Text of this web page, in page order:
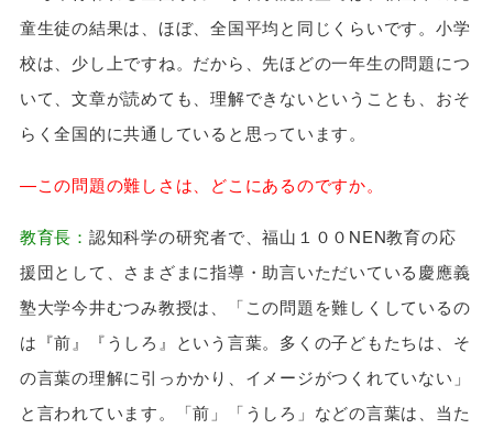
童生徒の結果は、ほぼ、全国平均と同じくらいです。小学
校は、少し上ですね。だから、先ほどの一年生の問題につ
いて、文章が読めても、理解できないということも、おそ
らく全国的に共通していると思っています。
—この問題の難しさは、どこにあるのですか。
教育長： 認知科学の研究者で、福山１００NEN教育の応
援団として、さまざまに指導・助言いただいている慶應義
塾大学今井むつみ教授は、「この問題を難しくしているの
は『前』『うしろ』という言葉。多くの子どもたちは、そ
の言葉の理解に引っかかり、イメージがつくれていない」
と言われています。「前」「うしろ」などの言葉は、当た